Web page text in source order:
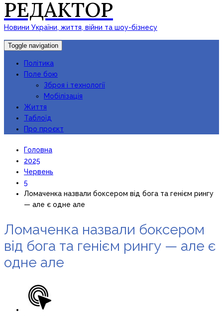
РЕДАКТОР
Новини України, життя, війни та шоу-бізнесу
Toggle navigation
Політика
Поле бою
Зброя і технології
Мобілізація
Життя
Таблоїд
Про проєкт
Головна
2025
Червень
5
Ломаченка назвали боксером від бога та генієм рингу
— але є одне але
Ломаченка назвали боксером
від бога та генієм рингу — але є
одне але